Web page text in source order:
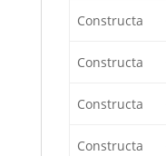
Constructa
Constructa
Constructa
Constructa